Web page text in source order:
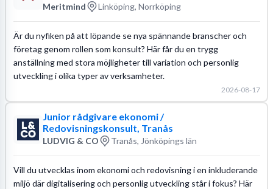
Meritmind Linköping, Norrköping
Är du nyfiken på att löpande se nya spännande branscher och
företag genom rollen som konsult? Här får du en trygg
anställning med stora möjligheter till variation och personlig
utveckling i olika typer av verksamheter.
2026-08-17
Junior rådgivare ekonomi /
Redovisningskonsult, Tranås
LUDVIG & CO Tranås, Jönköpings län
Vill du utvecklas inom ekonomi och redovisning i en inkluderande
miljö där digitalisering och personlig utveckling står i fokus? Här